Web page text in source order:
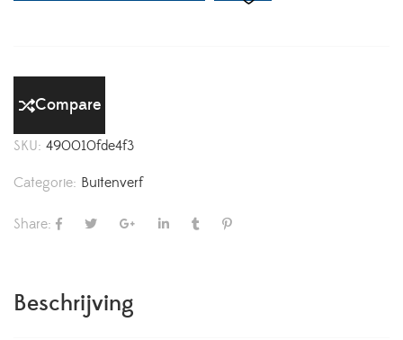
Compare
SKU: 490010fde4f3
Categorie: Buitenverf
Share:
Beschrijving